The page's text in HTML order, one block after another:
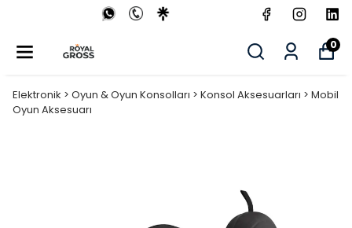
0
Elektronik > Oyun & Oyun Konsolları > Konsol Aksesuarları > Mobil
Oyun Aksesuarı